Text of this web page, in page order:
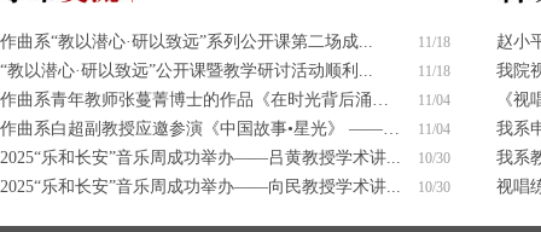
作曲系“教以潜心·研以致远”系列公开课第二场成... 11/18
“教以潜心·研以致远”公开课暨教学研讨活动顺利... 11/18
作曲系青年教师张蔓菁博士的作品《在时光背后涌动... 11/04
作曲系白超副教授应邀参演《中国故事•星光》 —— ... 11/04
2025“乐和长安”音乐周成功举办——吕黄教授学术讲... 10/30
2025“乐和长安”音乐周成功举办——向民教授学术讲... 10/30
赵小
我院
《
我系
我系
视唱